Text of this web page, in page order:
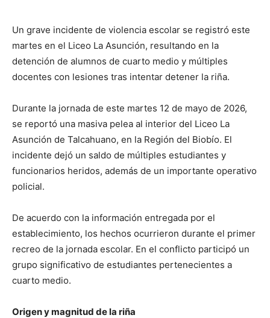
Un grave incidente de violencia escolar se registró este
martes en el Liceo La Asunción, resultando en la
detención de alumnos de cuarto medio y múltiples
docentes con lesiones tras intentar detener la riña.
Durante la jornada de este martes 12 de mayo de 2026,
se reportó una masiva pelea al interior del Liceo La
Asunción de Talcahuano, en la Región del Biobío. El
incidente dejó un saldo de múltiples estudiantes y
funcionarios heridos, además de un importante operativo
policial.
De acuerdo con la información entregada por el
establecimiento, los hechos ocurrieron durante el primer
recreo de la jornada escolar. En el conflicto participó un
grupo significativo de estudiantes pertenecientes a
cuarto medio.
Origen y magnitud de la riña